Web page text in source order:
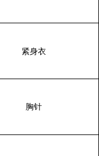
紧身衣
胸针